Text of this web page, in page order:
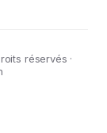
réservés ·